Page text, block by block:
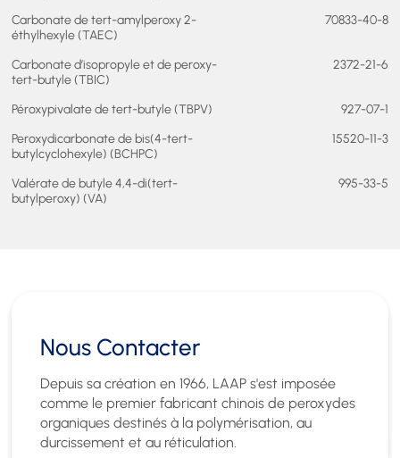
Carbonate de tert-amylperoxy 2-
éthylhexyle (TAEC)
70833-40-8
Carbonate d’isopropyle et de peroxy-
tert-butyle (TBIC)
2372-21-6
Péroxypivalate de tert-butyle (TBPV)
927-07-1
Peroxydicarbonate de bis(4-tert-
butylcyclohexyle) (BCHPC)
15520-11-3
Valérate de butyle 4,4-di(tert-
butylperoxy) (VA)
995-33-5
Nous Contacter
Depuis sa création en 1966, LAAP s'est imposée
comme le premier fabricant chinois de peroxydes
organiques destinés à la polymérisation, au
durcissement et au réticulation.